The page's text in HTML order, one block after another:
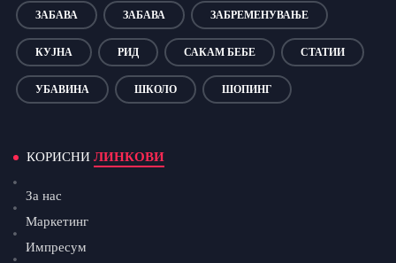
ЗАБАВА ЗАБАВА ЗАБРЕМЕНУВАЊЕ
КУЈНА РИД САКАМ БЕБЕ СТАТИИ
УБАВИНА ШКОЛО ШОПИНГ
КОРИСНИ ЛИНКОВИ
За нас
Маркетинг
Импресум